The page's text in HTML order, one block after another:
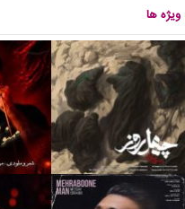
ویژه ها